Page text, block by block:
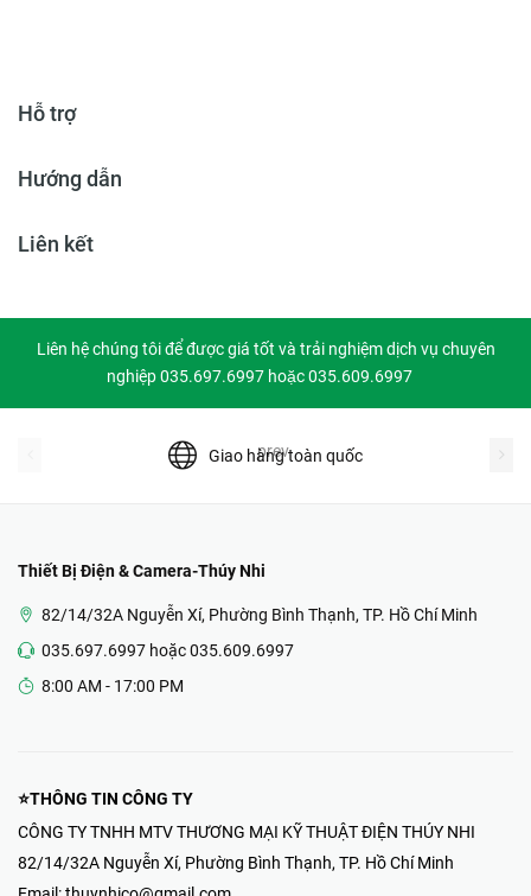
Hỗ trợ
Hướng dẫn
Liên kết
Liên hệ chúng tôi để được giá tốt và trải nghiệm dịch vụ chuyên
nghiệp 035.697.6997 hoặc 035.609.6997
Giao hàng toàn quốc
prev